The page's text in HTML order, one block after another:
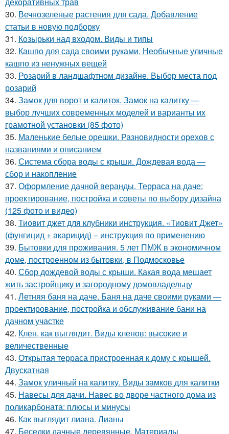
30. Вечнозеленые растения для сада. Добавление
статьи в новую подборку
31. Козырьки над входом. Виды и типы
32. Кашпо для сада своими руками. Необычные уличные
кашпо из ненужных вещей
33. Розарий в ландшафтном дизайне. Выбор места под
розарий
34. Замок для ворот и калиток. Замок на калитку —
выбор лучших современных моделей и варианты их
грамотной установки (85 фото)
35. Маленькие белые орешки. Разновидности орехов с
названиями и описанием
36. Система сбора воды с крыши. Дождевая вода —
сбор и накопление
37. Оформление дачной веранды. Терраса на даче:
проектирование, постройка и советы по выбору дизайна
(125 фото и видео)
38. Тиовит джет для клубники инструкция. «Тиовит Джет»
(фунгицид + акарицид) – инструкция по применению
39. Бытовки для проживания. 5 лет ПМЖ в экономичном
доме, построенном из бытовки, в Подмосковье
40. Сбор дождевой воды с крыши. Какая вода мешает
жить застройщику и загородному домовладельцу
41. Летняя баня на даче. Баня на даче своими руками —
проектирование, постройка и обслуживание бани на
дачном участке
42. Клен, как выглядит. Виды кленов: высокие и
величественные
43. Открытая терраса пристроенная к дому с крышей.
Двускатная
44. Замок уличный на калитку. Виды замков для калитки
45. Навесы для дачи. Навес во дворе частного дома из
поликарбоната: плюсы и минусы
46. Как выглядит лиана. Лианы
47. Беседки дачные деревянные. Материалы